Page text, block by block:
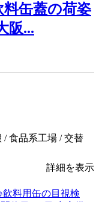
料缶蓋の荷姿
阪...
/ 食品系工場 / 交替
詳細を表示